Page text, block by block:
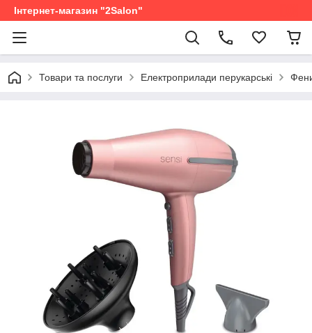
Інтернет-магазин "2Salon"
Товари та послуги Електроприлади перукарські